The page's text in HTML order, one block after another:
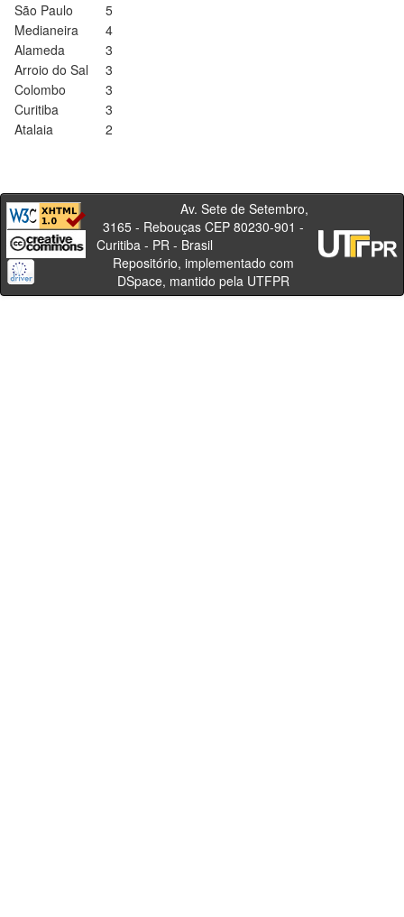
São Paulo
5
Medianeira
4
Alameda
3
Arroio do Sal
3
Colombo
3
Curitiba
3
Atalaia
2
Av. Sete de Setembro,
3165 - Rebouças CEP 80230-901 -
Curitiba - PR - Brasil
Repositório, implementado com
DSpace, mantido pela UTFPR